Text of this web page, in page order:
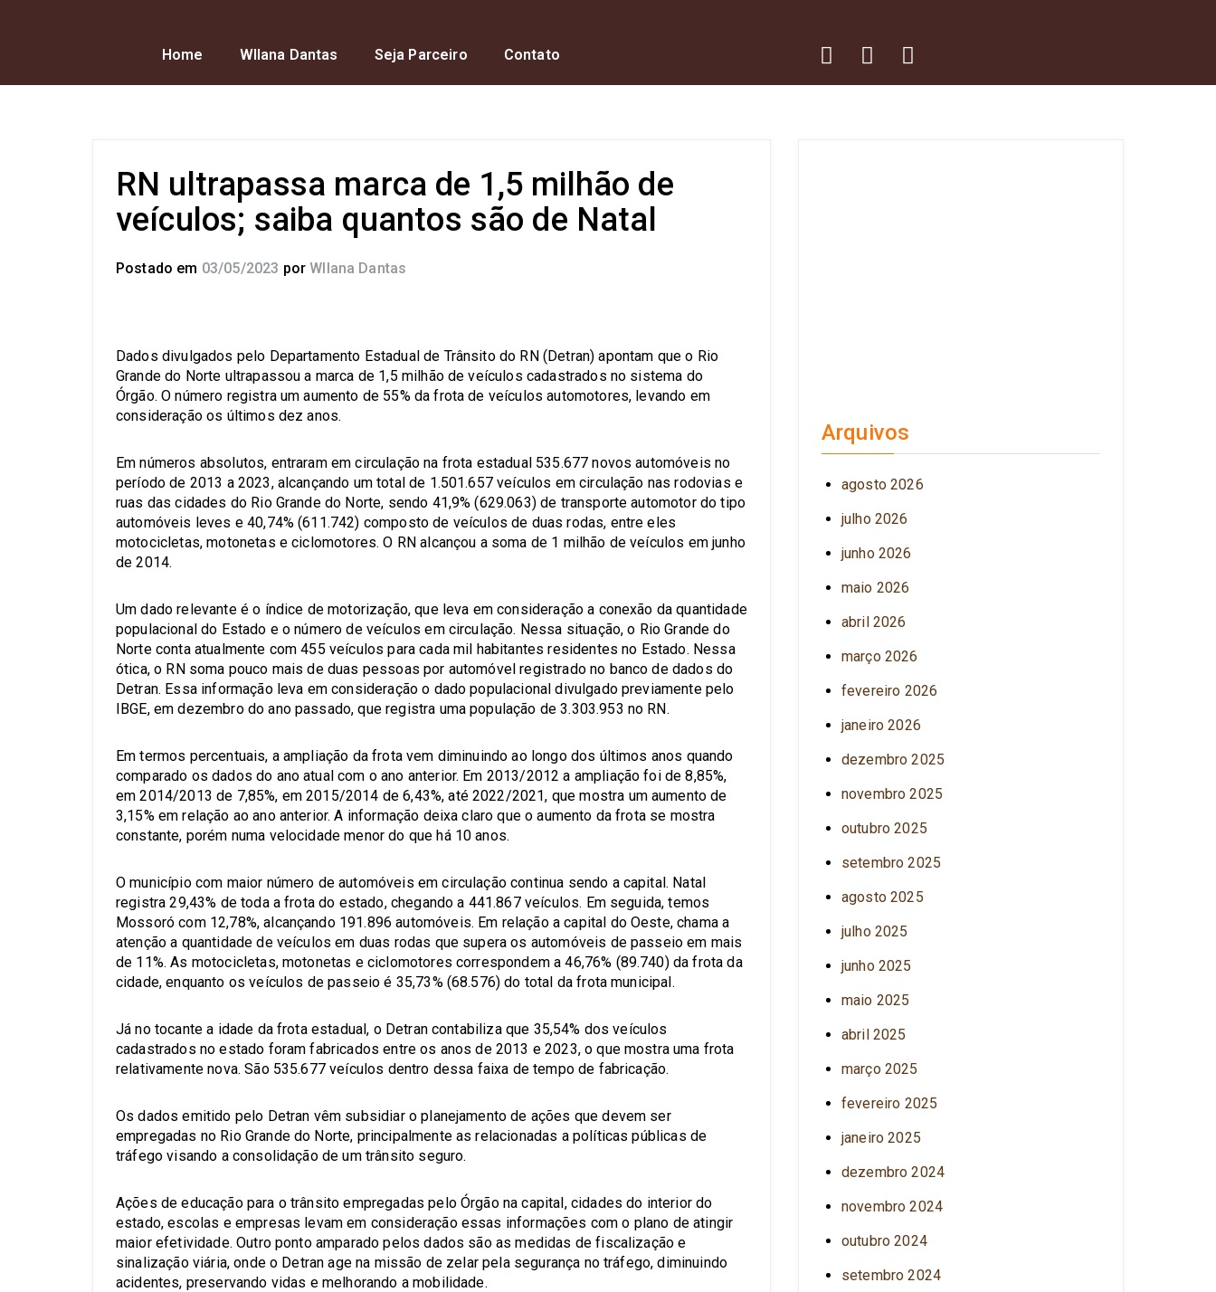
Home Wllana Dantas Seja Parceiro Contato
RN ultrapassa marca de 1,5 milhão de
veículos; saiba quantos são de Natal
Postado em 03/05/2023 por Wllana Dantas
Dados divulgados pelo Departamento Estadual de Trânsito do RN (Detran) apontam que o Rio
Grande do Norte ultrapassou a marca de 1,5 milhão de veículos cadastrados no sistema do
Órgão. O número registra um aumento de 55% da frota de veículos automotores, levando em
consideração os últimos dez anos.
Em números absolutos, entraram em circulação na frota estadual 535.677 novos automóveis no
período de 2013 a 2023, alcançando um total de 1.501.657 veículos em circulação nas rodovias e
ruas das cidades do Rio Grande do Norte, sendo 41,9% (629.063) de transporte automotor do tipo
automóveis leves e 40,74% (611.742) composto de veículos de duas rodas, entre eles
motocicletas, motonetas e ciclomotores. O RN alcançou a soma de 1 milhão de veículos em junho
de 2014.
Um dado relevante é o índice de motorização, que leva em consideração a conexão da quantidade
populacional do Estado e o número de veículos em circulação. Nessa situação, o Rio Grande do
Norte conta atualmente com 455 veículos para cada mil habitantes residentes no Estado. Nessa
ótica, o RN soma pouco mais de duas pessoas por automóvel registrado no banco de dados do
Detran. Essa informação leva em consideração o dado populacional divulgado previamente pelo
IBGE, em dezembro do ano passado, que registra uma população de 3.303.953 no RN.
Em termos percentuais, a ampliação da frota vem diminuindo ao longo dos últimos anos quando
comparado os dados do ano atual com o ano anterior. Em 2013/2012 a ampliação foi de 8,85%,
em 2014/2013 de 7,85%, em 2015/2014 de 6,43%, até 2022/2021, que mostra um aumento de
3,15% em relação ao ano anterior. A informação deixa claro que o aumento da frota se mostra
constante, porém numa velocidade menor do que há 10 anos.
O município com maior número de automóveis em circulação continua sendo a capital. Natal
registra 29,43% de toda a frota do estado, chegando a 441.867 veículos. Em seguida, temos
Mossoró com 12,78%, alcançando 191.896 automóveis. Em relação a capital do Oeste, chama a
atenção a quantidade de veículos em duas rodas que supera os automóveis de passeio em mais
de 11%. As motocicletas, motonetas e ciclomotores correspondem a 46,76% (89.740) da frota da
cidade, enquanto os veículos de passeio é 35,73% (68.576) do total da frota municipal.
Já no tocante a idade da frota estadual, o Detran contabiliza que 35,54% dos veículos
cadastrados no estado foram fabricados entre os anos de 2013 e 2023, o que mostra uma frota
relativamente nova. São 535.677 veículos dentro dessa faixa de tempo de fabricação.
Os dados emitido pelo Detran vêm subsidiar o planejamento de ações que devem ser
empregadas no Rio Grande do Norte, principalmente as relacionadas a políticas públicas de
tráfego visando a consolidação de um trânsito seguro.
Ações de educação para o trânsito empregadas pelo Órgão na capital, cidades do interior do
estado, escolas e empresas levam em consideração essas informações com o plano de atingir
maior efetividade. Outro ponto amparado pelos dados são as medidas de fiscalização e
sinalização viária, onde o Detran age na missão de zelar pela segurança no tráfego, diminuindo
acidentes, preservando vidas e melhorando a mobilidade.
Arquivos
agosto 2026
julho 2026
junho 2026
maio 2026
abril 2026
março 2026
fevereiro 2026
janeiro 2026
dezembro 2025
novembro 2025
outubro 2025
setembro 2025
agosto 2025
julho 2025
junho 2025
maio 2025
abril 2025
março 2025
fevereiro 2025
janeiro 2025
dezembro 2024
novembro 2024
outubro 2024
setembro 2024